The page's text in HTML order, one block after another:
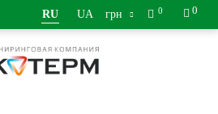
0
RU UA грн 0